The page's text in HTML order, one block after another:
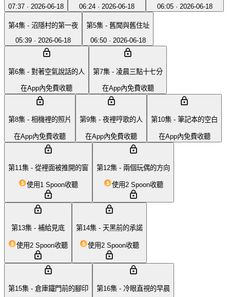
07:37 · 2026-06-18
06:24 · 2026-06-18
06:05 · 2026-06-18
第4集 - 沼隱村的第一夜
05:39 · 2026-06-18
第5集 - 舊聞與舊住址
06:50· 2026-06-18
第6集 - 對著空氣說話的人
在App內免費收聽
第7集 - 凌晨三點十七分
在App內免費收聽
第8集 - 相機裡的照片
在App內免費收聽
第9集 - 夜裡哼歌的人
在App內免費收聽
第10集 - 筆記本的空白
在App內免費收聽
第11集 - 從裡面被推開的窗
使用1 Spoon收聽
第12集 - 兩個玩偶的方向
使用2 Spoon收聽
第13集 - 補給見底
使用2 Spoon收聽
第14集 - 天黑前的承諾
使用2 Spoon收聽
第15集 - 倉庫鐵門前的腳印 第16集 - 冷眼直視的早晨